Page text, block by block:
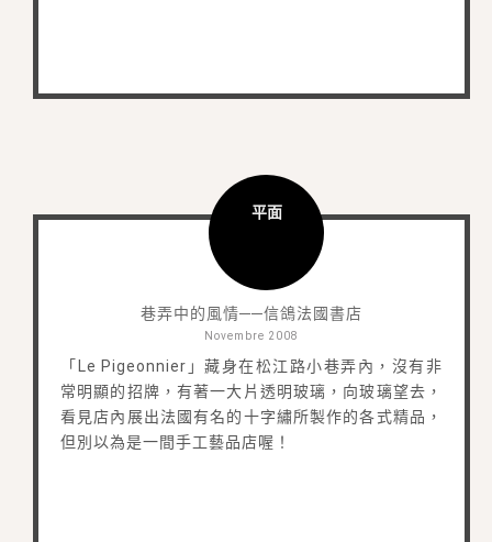
平面
巷弄中的風情──信鴿法國書店
Novembre 2008
「Le Pigeonnier」藏身在松江路小巷弄內，沒有非
常明顯的招牌，有著一大片透明玻璃，向玻璃望去，
看見店內展出法國有名的十字繡所製作的各式精品，
但別以為是一間手工藝品店喔！